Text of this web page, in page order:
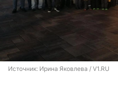
Источник: Ирина Яковлева / V1.RU